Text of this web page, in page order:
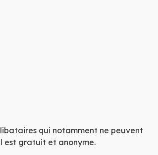
qui notamment ne peuvent
est gratuit et anonyme.